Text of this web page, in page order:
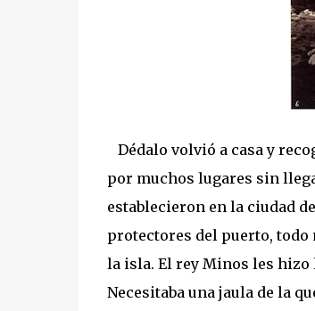
Dédalo volvió a casa y
por muchos lugares sin
establecieron en la ciudad
protectores del puerto, todo
la isla. El rey Minos les hizo
Necesitaba una jaula de la